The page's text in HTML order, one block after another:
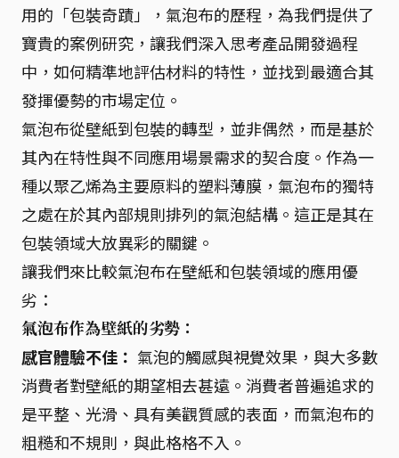
用的「包裝奇蹟」，氣泡布的歷程，為我們提供了
寶貴的案例研究，讓我們深入思考產品開發過程
中，如何精準地評估材料的特性，並找到最適合其
發揮優勢的市場定位。
氣泡布從壁紙到包裝的轉型，並非偶然，而是基於
其內在特性與不同應用場景需求的契合度。作為一
種以聚乙烯為主要原料的塑料薄膜，氣泡布的獨特
之處在於其內部規則排列的氣泡結構。這正是其在
包裝領域大放異彩的關鍵。
讓我們來比較氣泡布在壁紙和包裝領域的應用優
劣：
氣泡布作為壁紙的劣勢：
感官體驗不佳： 氣泡的觸感與視覺效果，與大多數
消費者對壁紙的期望相去甚遠。消費者普遍追求的
是平整、光滑、具有美觀質感的表面，而氣泡布的
粗糙和不規則，與此格格不入。